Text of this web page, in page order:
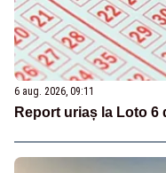
6 aug. 2026, 09:11
Report uriaș la Loto 6